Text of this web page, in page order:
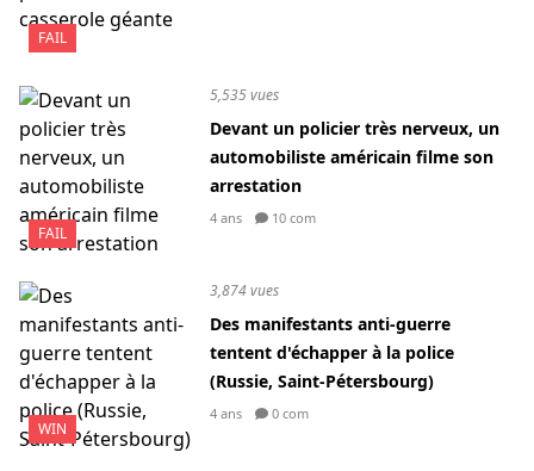
FAIL
FAIL
5,535 vues
Devant un policier très nerveux, un
automobiliste américain filme son
arrestation
4 ans 10 com
WIN
3,874 vues
Des manifestants anti-guerre
tentent d'échapper à la police
(Russie, Saint-Pétersbourg)
4 ans 0 com